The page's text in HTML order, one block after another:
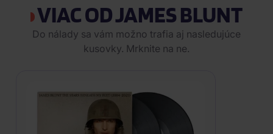
VIAC OD JAMES BLUNT
Do nálady sa vám možno trafia aj nasledujúce
kusovky. Mrknite na ne.